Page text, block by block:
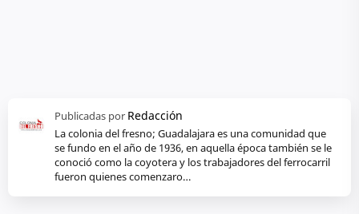
La colonia del fresno; Guadalajara es una comunidad que
se fundo en el año de 1936, en aquella época también se le
conoció como la coyotera y los trabajadores del ferrocarril
fueron quienes comenzaro…